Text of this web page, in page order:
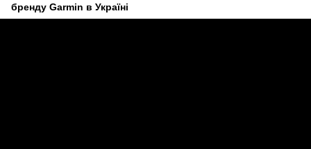
бренду Garmin в Україні